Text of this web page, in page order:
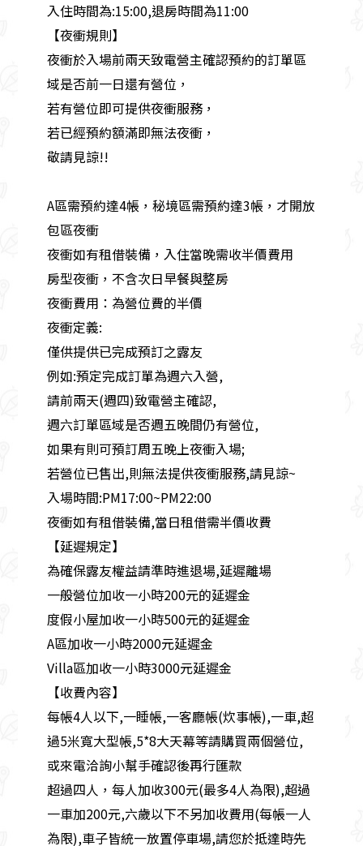
入住時間為:15:00,退房時間為11:00
【夜衝規則】
夜衝於入場前兩天致電營主確認預約的訂單區
域是否前一日還有營位，
若有營位即可提供夜衝服務，
若已經預約額滿即無法夜衝，
敬請見諒!!
A區需預約達4帳，秘境區需預約達3帳，才開放
包區夜衝
夜衝如有租借裝備，入住當晚需收半價費用
房型夜衝，不含次日早餐與整房
夜衝費用：為營位費的半價
夜衝定義:
僅供提供已完成預訂之露友
例如:預定完成訂單為週六入營,
請前兩天(週四)致電營主確認,
週六訂單區域是否週五晚間仍有營位,
如果有則可預訂周五晚上夜衝入場;
若營位已售出,則無法提供夜衝服務,請見諒~
入場時間:PM17:00~PM22:00
夜衝如有租借裝備,當日租借需半價收費
【延遲規定】
為確保露友權益請準時進退場,延遲離場
一般營位加收一小時200元的延遲金
度假小屋加收一小時500元的延遲金
A區加收一小時2000元延遲金
Villa區加收一小時3000元延遲金
【收費內容】
每帳4人以下,一睡帳,一客廳帳(炊事帳),一車,超
過5米寬大型帳,5*8大天幕等請購買兩個營位,
或來電洽詢小幫手確認後再行匯款
超過四人，每人加收300元(最多4人為限),超過
一車加200元,六歲以下不另加收費用(每帳一人
為限),車子皆統一放置停車場,請您於抵達時先